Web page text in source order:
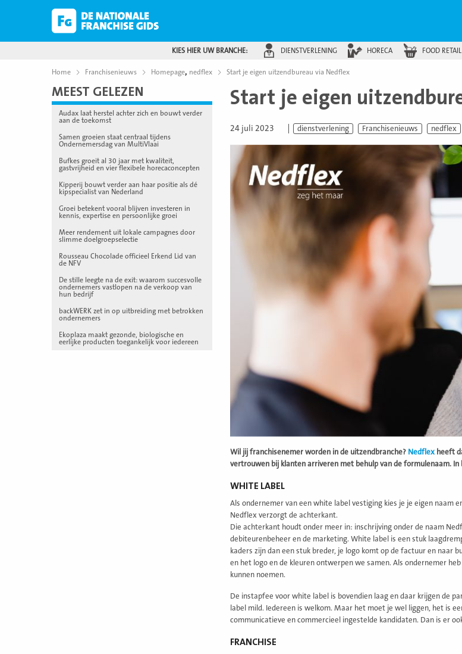
KIES HIER UW BRANCHE: DIENSTVERLENING HORECA FOOD RETAIL
Home Franchisenieuws Homepage, nedflex Start je eigen uitzendbureau via Nedflex
MEEST GELEZEN
Audax laat herstel achter zich en bouwt verder
aan de toekomst
Samen groeien staat centraal tijdens
Ondernemersdag van MultiVlaai
Bufkes groeit al 30 jaar met kwaliteit,
gastvrijheid en vier flexibele horecaconcepten
Kipperij bouwt verder aan haar positie als dé
kipspecialist van Nederland
Groei betekent vooral blijven investeren in
kennis, expertise en persoonlijke groei
Meer rendement uit lokale campagnes door
slimme doelgroepselectie
Rousseau Chocolade officieel Erkend Lid van
de NFV
De stille leegte na de exit: waarom succesvolle
ondernemers vastlopen na de verkoop van
hun bedrijf
backWERK zet in op uitbreiding met betrokken
ondernemers
Ekoplaza maakt gezonde, biologische en
eerlijke producten toegankelijk voor iedereen
Start je eigen
24 juli 2023 dienstverlening Franchisenieuws nedflex
Wil jij franchisenemer worden in de uitzendbranche? Nedflex heeft
vertrouwen bij klanten arriveren met behulp van de formulenaam.
WHITE LABEL
Als ondernemer van een white label vestiging kies je je eigen naam
Nedflex verzorgt de achterkant.
Die achterkant houdt onder meer in: inschrijving onder de naam
debiteurenbeheer en de marketing. White label is een stuk
kaders zijn dan een stuk breder, je logo komt op de factuur en naar
en het logo en de kleuren ontwerpen we samen. Als ondernemer
kunnen noemen.
De instapfee voor white label is bovendien laag en daar krijgen de
label mild. Iedereen is welkom. Maar het moet je wel liggen, het is
communicatieve en commercieel ingestelde kandidaten. Dan is er
FRANCHISE